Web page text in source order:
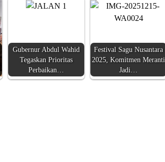
Gubernur Abdul Wahid
Tegaskan Prioritas
Perbaikan…
Festival Sagu Nusantara
2025, Komitmen Meranti
Jadi…